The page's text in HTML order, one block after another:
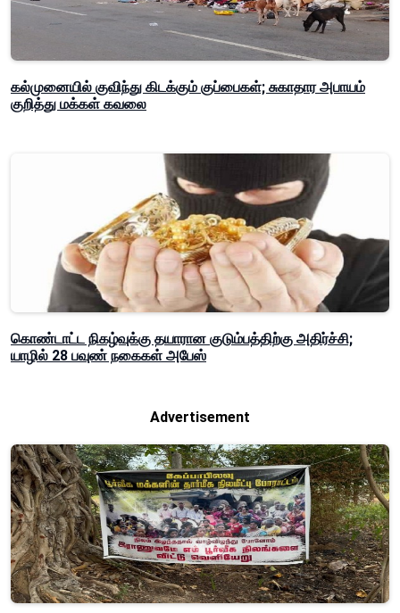
கல்முனையில் குவிந்து கிடக்கும் குப்பைகள்; சுகாதார அபாயம்
குறித்து மக்கள் கவலை
கொண்டாட்ட நிகழ்வுக்கு தயாரான குடும்பத்திற்கு அதிர்ச்சி;
யாழில் 28 பவுண் நகைகள் அபேஸ்
Advertisement